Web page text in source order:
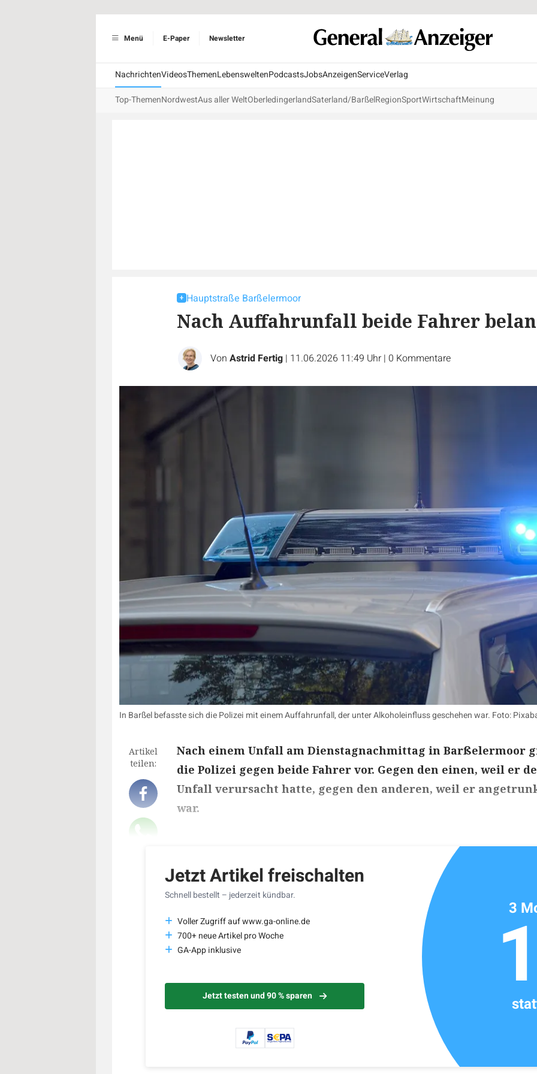
Menü E-Paper Newsletter
NachrichtenVideosThemenLebensweltenPodcastsJobsAnzeigenServiceVerlag
Top-ThemenNordwestAus aller WeltOberledingerlandSaterland/BarßelRegionSportWirtschaftMeinung
Hauptstraße Barßelermoor
Nach Auffahrunfall beide Fahrer
Von Astrid Fertig | 11.06.2026 11:49 Uhr | 0 Kommentare
In Barßel befasste sich die Polizei mit einem Auffahrunfall, der unter Alkoholeinfluss geschehen war. Foto:
Artikel
teilen:
Nach einem Unfall am Dienstagnachmittag in Barßelermoor
die Polizei gegen beide Fahrer vor. Gegen den einen, weil er
Unfall verursacht hatte, gegen den anderen, weil er
war.
Jetzt Artikel freischalten
Schnell bestellt – jederzeit kündbar.
Voller Zugriff auf www.ga-online.de
700+ neue Artikel pro Woche
GA-App inklusive
Jetzt testen und 90 % sparen
3